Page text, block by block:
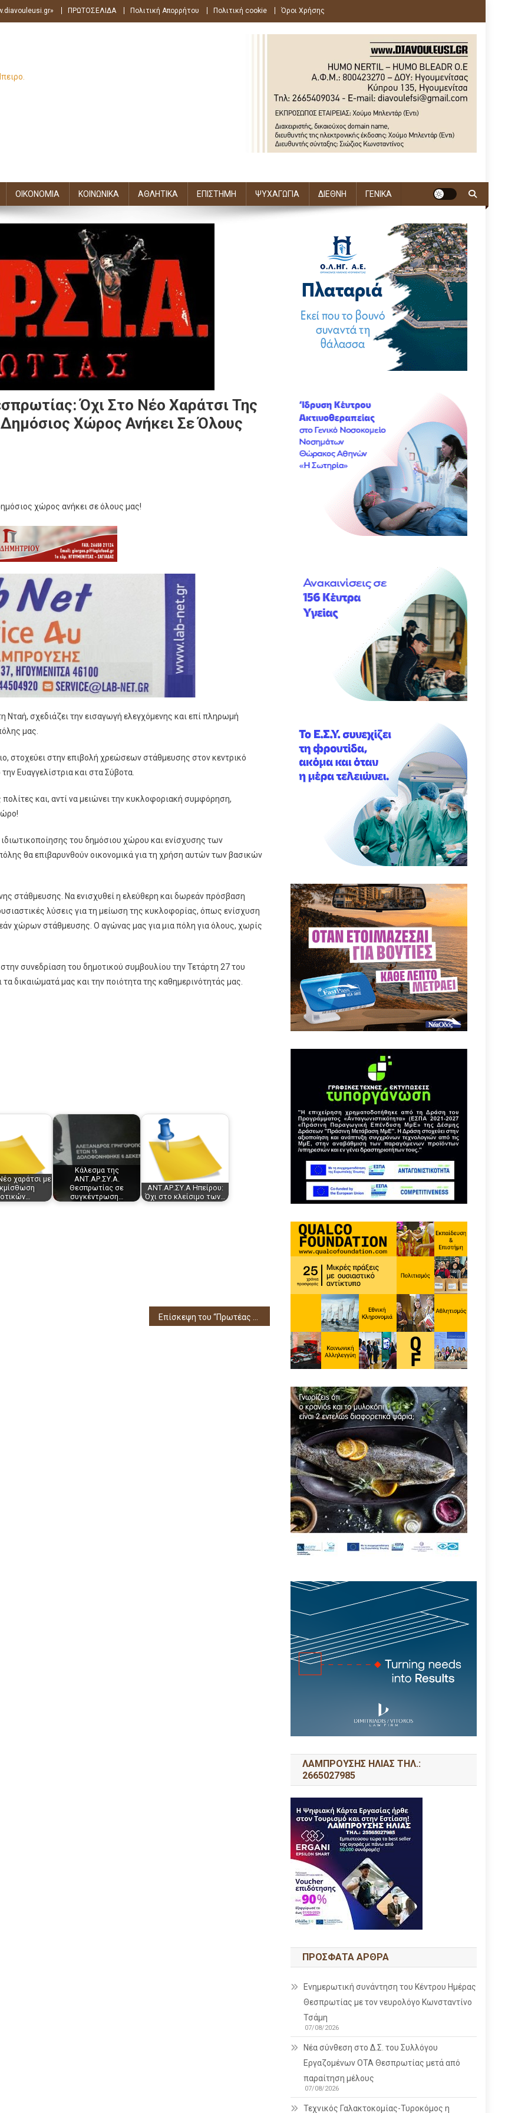
ΠΡΩΤΟΣΕΛΙΔΑ Πολιτική Απορρήτου Πολιτική cookie Όροι Χρήσης
ΟΙΚΟΝΟΜΙΑ ΚΟΙΝΩΝΙΚΑ ΑΘΛΗΤΙΚΑ ΕΠΙΣΤΗΜΗ ΨΥΧΑΓΩΓΙΑ ΔΙΕΘΝΗ ΓΕΝΙΚΑ
Όχι Στο Νέο Χαράτσι Της
Χώρος Ανήκει Σε Όλους
χώρος ανήκει σε όλους μας!
Νταή, σχεδιάζει την εισαγωγή ελεγχόμενης και επί πληρωμή
μας.
στοχεύει στην επιβολή χρεώσεων στάθμευσης στον κεντρικό
Ευαγγελίστρια και στα Σύβοτα.
και, αντί να μειώνει την κυκλοφοριακή συμφόρηση,
ιδιωτικοποίησης του δημόσιου χώρου και ενίσχυσης των
θα επιβαρυνθούν οικονομικά για τη χρήση αυτών των βασικών
στάθμευσης. Να ενισχυθεί η ελεύθερη και δωρεάν πρόσβαση
λύσεις για τη μείωση της κυκλοφορίας, όπως ενίσχυση
χώρων στάθμευσης. Ο αγώνας μας για μια πόλη για όλους, χωρίς
συνεδρίαση του δημοτικού συμβουλίου την Τετάρτη 27 του
δικαιώματά μας και την ποιότητα της καθημερινότητάς μας.
χαράτσι με
Κάλεσμα της
ΑΝΤ.ΑΡ.ΣΥ.Α.
Θεσπρωτίας σε
συγκέντρωση…
ΑΝΤ.ΑΡ.ΣΥ.Α Ηπείρου:
Όχι στο κλείσιμο των…
ΛΑΜΠΡΟΥΣΗΣ ΗΛΙΑΣ ΤΗΛ.:
2665027985
ΠΡΌΣΦΑΤΑ ΆΡΘΡΑ
Ενημερωτική συνάντηση του Κέντρου Ημέρας
Θεσπρωτίας με τον νευρολόγο Κωνσταντίνο
Τσάμη
07/08/2026
Νέα σύνθεση στο Δ.Σ. του Συλλόγου
Εργαζομένων ΟΤΑ Θεσπρωτίας μετά από
παραίτηση μέλους
07/08/2026
Τεχνικός Γαλακτοκομίας-Τυροκόμος η